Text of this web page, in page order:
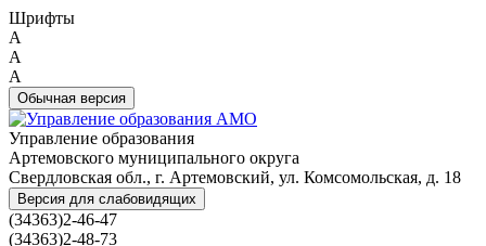
Шрифты
A
A
A
Обычная версия
Управление образования
Артемовского муниципального округа
Свердловская обл., г. Артемовский, ул. Комсомольская, д. 18
Версия для слабовидящих
(34363)2-46-47
(34363)2-48-73